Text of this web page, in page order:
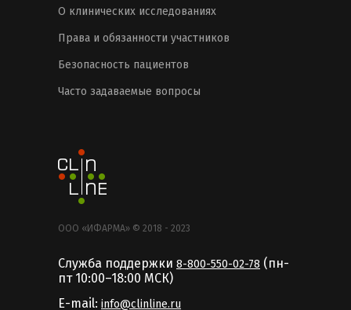
О клинических исследованиях
Права и обязанности участников
Безопасность пациентов
Часто задаваемые вопросы
ООО «ИФАРМА» © 2018 - 2023
Служба поддержки 8-800-550-02-78 (пн-
пт 10:00–18:00 MCК)
E-mail: info@clinline.ru